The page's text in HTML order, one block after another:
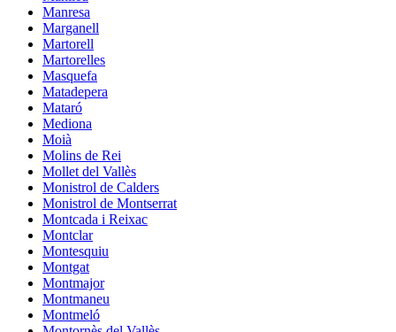
Manresa
Marganell
Martorell
Martorelles
Masquefa
Matadepera
Mataró
Mediona
Moià
Molins de Rei
Mollet del Vallès
Monistrol de Calders
Monistrol de Montserrat
Montcada i Reixac
Montclar
Montesquiu
Montgat
Montmajor
Montmaneu
Montmeló